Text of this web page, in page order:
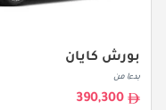
بورش كايان
بدءا من
390,300